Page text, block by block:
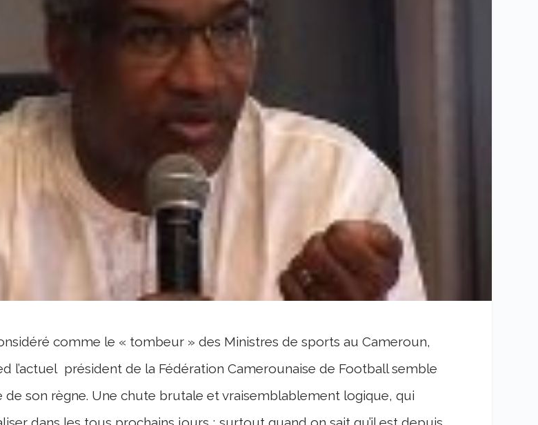
comme le « tombeur » des Ministres de sports au Cameroun,
l’actuel président de la Fédération Camerounaise de Football semble
de son règne. Une chute brutale et vraisemblablement logique, qui